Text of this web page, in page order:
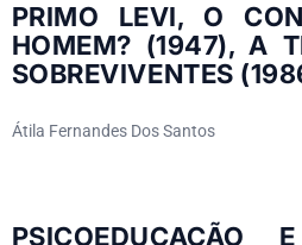
PRIMO LEVI, O
HOMEM? (1947), A
SOBREVIVENTES
Átila Fernandes Dos Santos